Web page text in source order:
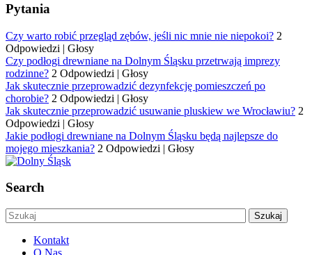
Pytania
Czy warto robić przegląd zębów, jeśli nic mnie nie niepokoi? 2
Odpowiedzi | Głosy
Czy podłogi drewniane na Dolnym Śląsku przetrwają imprezy
rodzinne? 2 Odpowiedzi | Głosy
Jak skutecznie przeprowadzić dezynfekcję pomieszczeń po
chorobie? 2 Odpowiedzi | Głosy
Jak skutecznie przeprowadzić usuwanie pluskiew we Wrocławiu? 2
Odpowiedzi | Głosy
Jakie podłogi drewniane na Dolnym Śląsku będą najlepsze do
mojego mieszkania? 2 Odpowiedzi | Głosy
Search
Kontakt
O Nas